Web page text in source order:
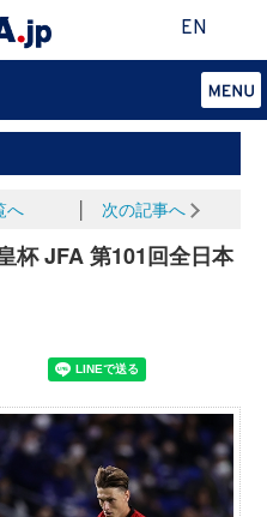
EN
へ 次の記事へ
JFA 第101回全日本